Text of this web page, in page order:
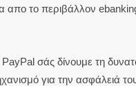
το περιβάλλον
σάς δίνουμε τη
για την ασφάλειά